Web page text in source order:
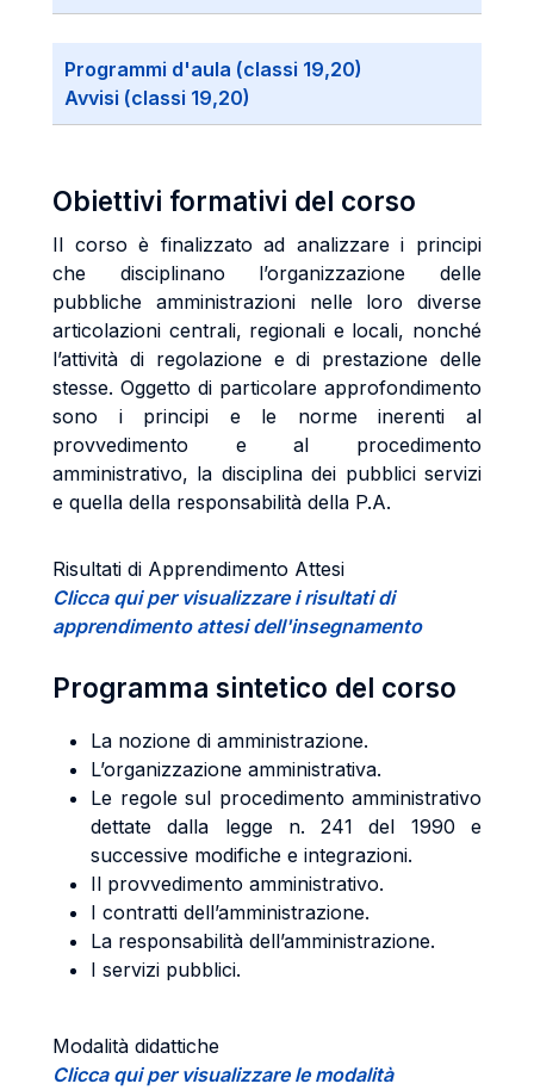
Programmi d'aula (classi 19,20)
Avvisi (classi 19,20)
Obiettivi formativi del corso
Il corso è finalizzato ad analizzare i principi
che disciplinano l’organizzazione delle
pubbliche amministrazioni nelle loro diverse
articolazioni centrali, regionali e locali, nonché
l’attività di regolazione e di prestazione delle
stesse. Oggetto di particolare approfondimento
sono i principi e le norme inerenti al
provvedimento e al procedimento
amministrativo, la disciplina dei pubblici servizi
e quella della responsabilità della P.A.
Risultati di Apprendimento Attesi
Clicca qui per visualizzare i risultati di
apprendimento attesi dell'insegnamento
Programma sintetico del corso
La nozione di amministrazione.
L’organizzazione amministrativa.
Le regole sul procedimento amministrativo
dettate dalla legge n. 241 del 1990 e
successive modifiche e integrazioni.
Il provvedimento amministrativo.
I contratti dell’amministrazione.
La responsabilità dell’amministrazione.
I servizi pubblici.
Modalità didattiche
Clicca qui per visualizzare le modalità